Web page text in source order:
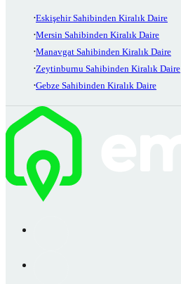
Eskişehir Sahibinden Kiralık Daire
Mersin Sahibinden Kiralık Daire
Manavgat Sahibinden Kiralık Daire
Zeytinburnu Sahibinden Kiralık Daire
Gebze Sahibinden Kiralık Daire